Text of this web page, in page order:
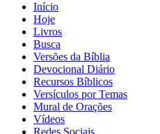
Início
Hoje
Livros
Busca
Versões da Bíblia
Devocional Diário
Recursos Bíblicos
Versículos por Temas
Mural de Orações
Vídeos
Redes Sociais